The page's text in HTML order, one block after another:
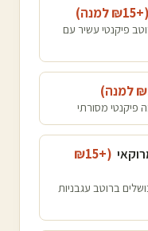
(+₪
15 למנה)
פיקנטי עשיר עם
למנה)
פיקנטי מסורתי
(+₪
15
ברוטב עגבניות